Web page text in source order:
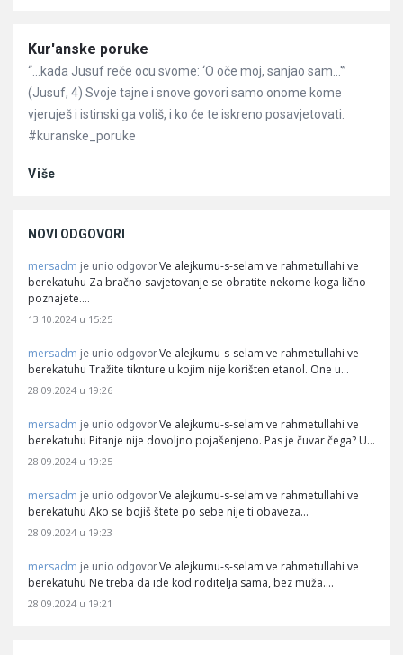
Članci
Kur'anske poruke
“…kada Jusuf reče ocu svome: ‘O oče moj, sanjao sam…'”
(Jusuf, 4) Svoje tajne i snove govori samo onome kome
vjeruješ i istinski ga voliš, i ko će te iskreno posavjetovati.
#kuranske_poruke
Više
NOVI ODGOVORI
mersadm je unio odgovor Ve alejkumu-s-selam ve rahmetullahi ve
berekatuhu Za bračno savjetovanje se obratite nekome koga lično
poznajete.…
13.10.2024 u 15:25
mersadm je unio odgovor Ve alejkumu-s-selam ve rahmetullahi ve
berekatuhu Tražite tiknture u kojim nije korišten etanol. One u…
28.09.2024 u 19:26
mersadm je unio odgovor Ve alejkumu-s-selam ve rahmetullahi ve
berekatuhu Pitanje nije dovoljno pojašenjeno. Pas je čuvar čega? U…
28.09.2024 u 19:25
mersadm je unio odgovor Ve alejkumu-s-selam ve rahmetullahi ve
berekatuhu Ako se bojiš štete po sebe nije ti obaveza…
28.09.2024 u 19:23
mersadm je unio odgovor Ve alejkumu-s-selam ve rahmetullahi ve
berekatuhu Ne treba da ide kod roditelja sama, bez muža.…
28.09.2024 u 19:21